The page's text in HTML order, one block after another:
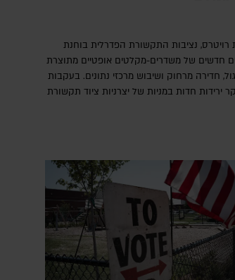
רויטרס, נציבות התקשורת הפדרלית בוחנת
חדשים של משדרים-מקלטים אופטיים מתוצרת
חדירה מרחוק ושיבוש מרכזי נתונים. בעקבות
ירידות חדות במניות של יצרניות ציוד תקשורת